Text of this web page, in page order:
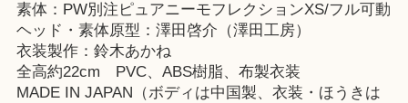
素体：PW別注ピュアニーモフレクションXS/フル可動
ヘッド・素体原型：澤田啓介（澤田工房）
衣装製作：鈴木あかね
全高約22cm PVC、ABS樹脂、布製衣装
MADE IN JAPAN（ボディは中国製、衣装・ほうきは